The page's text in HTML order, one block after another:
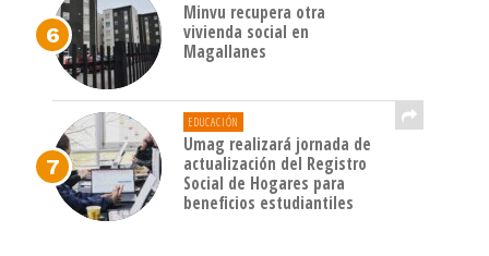
Minvu recupera otra
vivienda social en
Magallanes
EDUCACIÓN
Umag realizará jornada de
actualización del Registro
Social de Hogares para
beneficios estudiantiles